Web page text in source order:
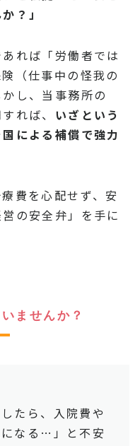
？」
れば「労働者では
（仕事中の怪我の
し、当事務所の
れば、 いざという
による補償で強力
費を心配せず、安
の安全弁」を手に
ませんか？
たら、入院費や
なる…」と不安